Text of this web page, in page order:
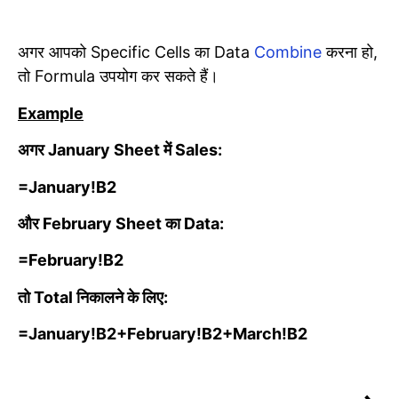
अगर आपको Specific Cells का Data Combineकरना हो,
तो Formula उपयोग कर सकते हैं।
Example
अगर January Sheet में Sales:
=January!B2
और February Sheet का Data:
=February!B2
तो Total निकालने के लिए:
=January!B2+February!B2+March!B2